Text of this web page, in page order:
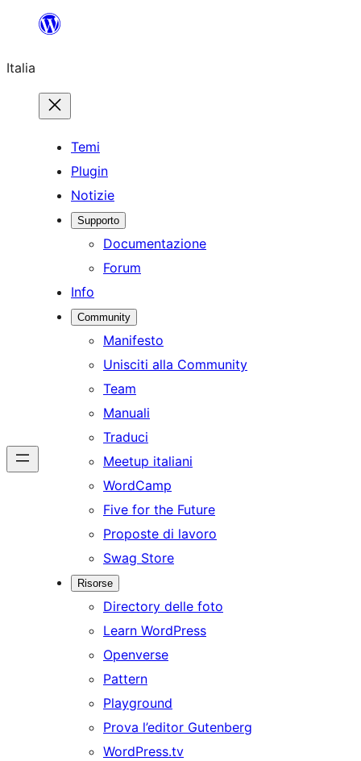
contenuto
Italia
Temi
Plugin
Notizie
Supporto
Documentazione
Forum
Info
Community
Manifesto
Unisciti alla Community
Team
Manuali
Traduci
Meetup italiani
WordCamp
Five for the Future
Proposte di lavoro
Swag Store
Risorse
Directory delle foto
Learn WordPress
Openverse
Pattern
Playground
Prova l’editor Gutenberg
WordPress.tv